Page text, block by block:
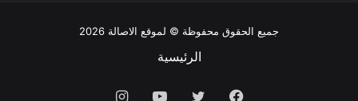
جميع الحقوق محفوظة © لموقع الاصالة 2026
الرئيسية
فيسبوك تويتر يوتيوب